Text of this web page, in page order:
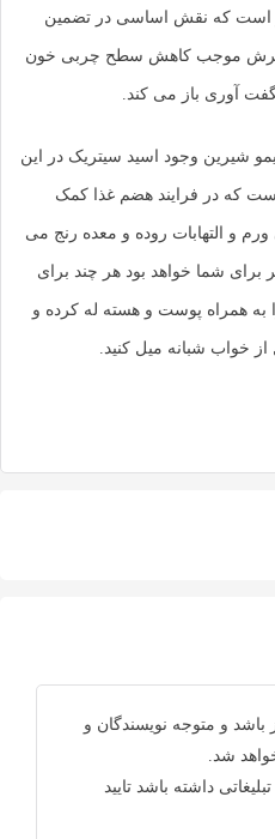
است که نقش اساسی در تضمین
موجب کاهش سطح چربی خون
آوری باز می کند.
وجود اسید سیتریک در این
که در فرایند هضم غذا کمک
و التهابات روده و معده رنج می
شما خواهد بود هر چند برای
به همراه پوست و هسته له کرده و
شبانه میل کنید.
و متوجه نویسندگان و
شد.
داشته باشد تایید